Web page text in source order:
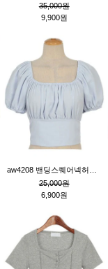
35,000원
9,900원
25,000원
6,900원